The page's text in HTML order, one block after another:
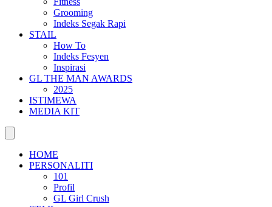
Grooming
Indeks Segak Rapi
STAIL
How To
Indeks Fesyen
Inspirasi
GL THE MAN AWARDS
2025
ISTIMEWA
MEDIA KIT
HOME
PERSONALITI
101
Profil
GL Girl Crush